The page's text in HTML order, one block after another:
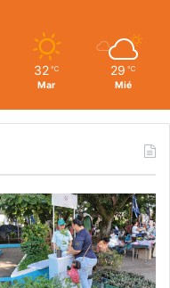
32 ℃
Mar
29 ℃
Mié